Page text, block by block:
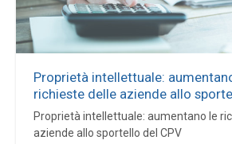
Proprietà intellettuale:
richieste delle aziende allo
Proprietà intellettuale: aumentano le
aziende allo sportello del CPV